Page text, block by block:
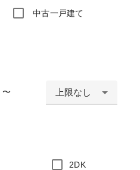
中古一戸建て
〜 上限なし
2DK